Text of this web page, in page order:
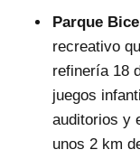
Parque
recreativo
refinería 18
juegos
auditorios y
unos 2 km